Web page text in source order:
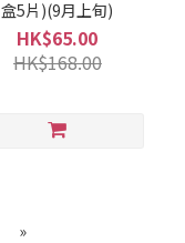
盒5片)(9月上旬)
HK$65.00
HK$168.00
»